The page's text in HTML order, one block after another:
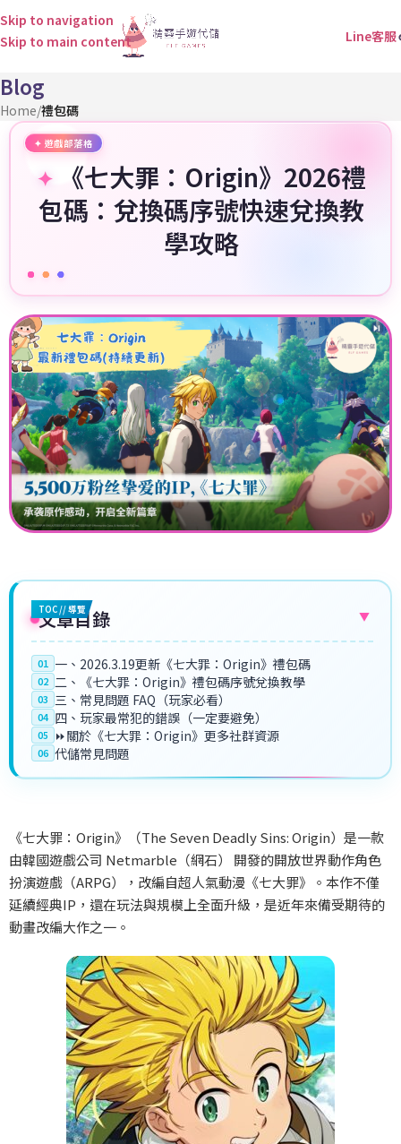
Skip to navigation
Skip to main content
Line客服
Blog
Home/禮包碼
《七大罪：Origin》2026禮
包碼：兌換碼序號快速兌換教
學攻略
TOC // 導覽
文章目錄 ▼
01 一、2026.3.19更新《七大罪：Origin》禮包碼
02 二、《七大罪：Origin》禮包碼序號兌換教學
03 三、常見問題 FAQ（玩家必看）
04 四、玩家最常犯的錯誤（一定要避免）
05 ⏩關於《七大罪：Origin》更多社群資源
06 代儲常見問題
《七大罪： Origin》（The Seven Deadly Sins: Origin）是一款
由韓國遊戲公司 Netmarble （網石）
開發的開放世界動作角色
扮演遊戲（ARPG），改編自超人氣動漫《七大罪》。本作不僅
延續經典IP ，還在玩法與規模上全面升級，是近年來備受期待的
動畫改編大作之一。